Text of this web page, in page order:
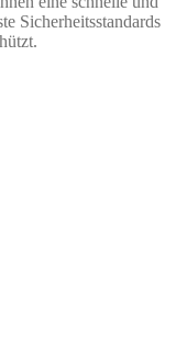
Sicherheitsstandards